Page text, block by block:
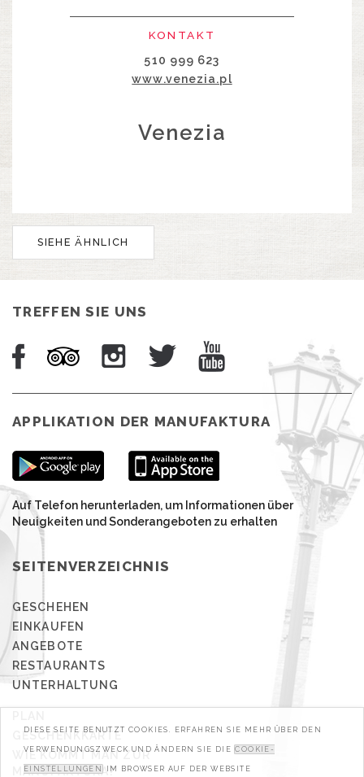
KONTAKT
510 999 623
www.venezia.pl
Venezia
SIEHE ÄHNLICH
TREFFEN SIE UNS
APPLIKATION DER MANUFAKTURA
Auf Telefon herunterladen, um Informationen über
Neuigkeiten und Sonderangeboten zu erhalten
SEITENVERZEICHNIS
GESCHEHEN
EINKAUFEN
ANGEBOTE
RESTAURANTS
UNTERHALTUNG
GESCHENKKARTE
WIE KOMMT MAN ZUR
MANUFAKTURA?
DIESE SEITE BENUTZT COOKIES. ERFAHREN SIE MEHR ÜBER DEN
VERWENDUNGSZWECK UND ÄNDERN SIE DIE COOKIE-
EINSTELLUNGEN IM BROWSER AUF DER WEBSITE